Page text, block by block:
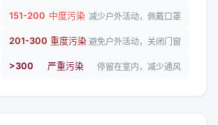
151-200 中度污染 减少户外活动，佩戴口罩
201-300 重度污染 避免户外活动，关闭门窗
>300 严重污染 停留在室内，减少通风